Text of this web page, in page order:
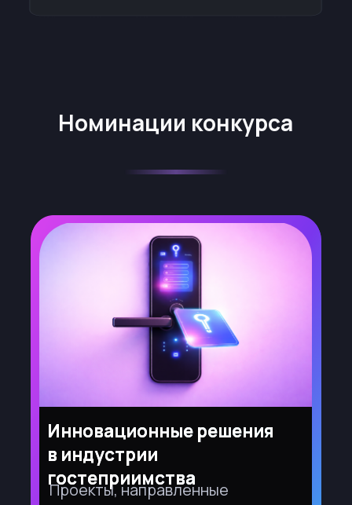
Новые туристские
маршруты и турпродукты
Разработка оригинальных
туристких маршрутов, включая
межрегиональные,
тематические, иммерсивные
открывающие новые дестинации
и виды отдыха для различных